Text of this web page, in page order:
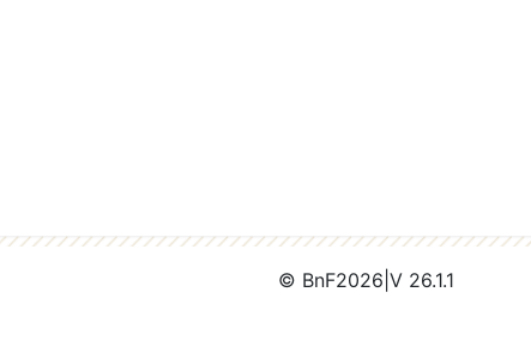
© BnF2026 V 26.1.1